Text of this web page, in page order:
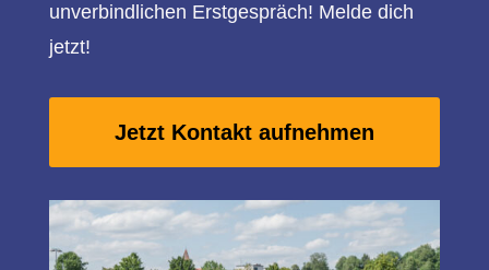
unverbindlichen Erstgespräch! Melde dich
jetzt!
Jetzt Kontakt aufnehmen